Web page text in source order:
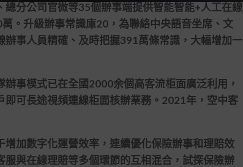
分公司官微等35個辦事端提供智能智能+人工在線
。升級辦事常識庫20，為聯絡中央語音坐席、文
事人員精確、及時把握391萬條常識，大幅增加一
事模式已在全國2000余個高客流柜面廣泛利用，
可長途視頻連線柜面核辦業務。2021年，空中客
加數字化運營效率，連續優化保險辦事和理賠效
與在線理賠等多個環節的互相混合，試探保險辦